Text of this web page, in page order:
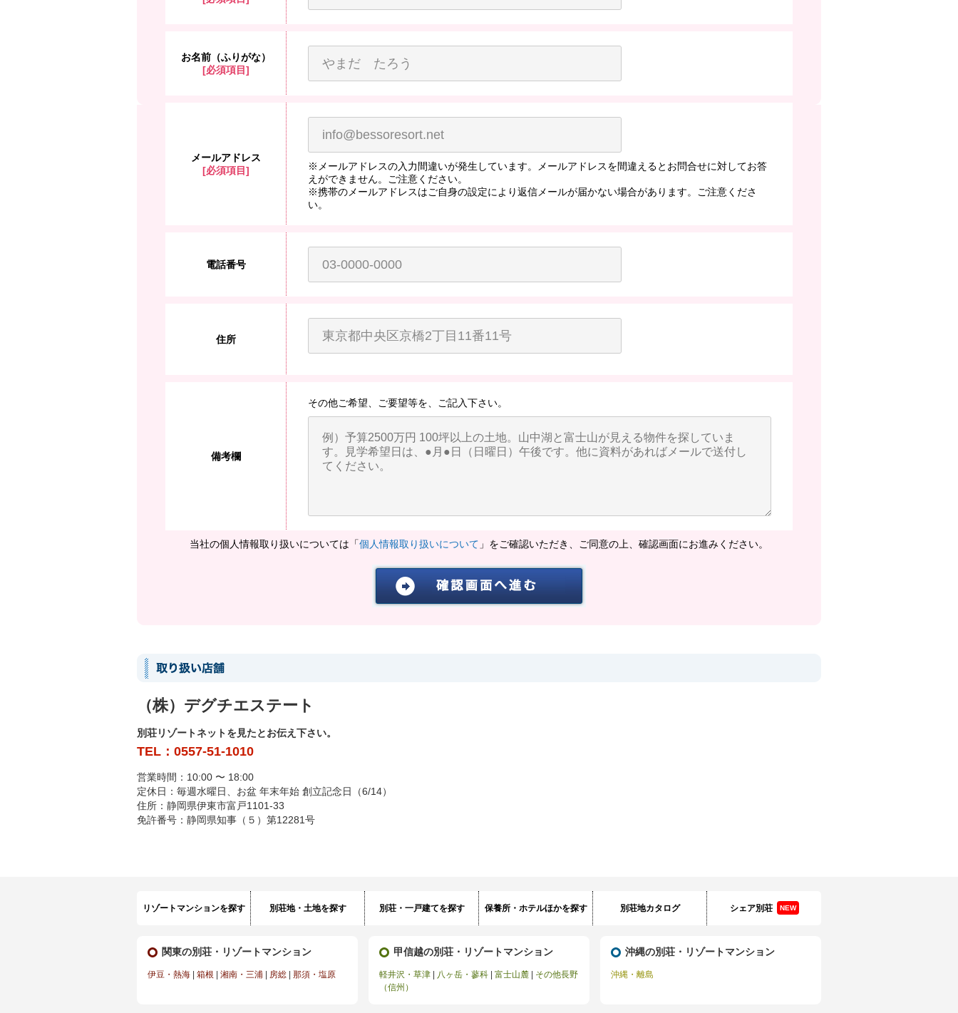
お名前（ふりがな）
[必須項目]
メールアドレス
[必須項目]
※メールアドレスの入力間違いが発生しています。メールアドレスを間違えるとお問合せに対してお答
えができません。ご注意ください。
※携帯のメールアドレスはご自身の設定により返信メールが届かない場合があります。ご注意くださ
い。
電話番号
住所
備考欄
その他ご希望、ご要望等を、ご記入下さい。
当社の個人情報取り扱いについては「個人情報取り扱いについて 」をご確認いただき、ご同意の上、確認画面にお進みください。
（株）デグチエステート
別荘リゾートネットを見たとお伝え下さい。
TEL：0557-51-1010
営業時間：10:00 〜 18:00
定休日：毎週水曜日、お盆 年末年始 創立記念日（6/14）
住所：静岡県伊東市富戸1101-33
免許番号：静岡県知事（５）第12281号
リゾートマンションを探す 別荘地・土地を探す 別荘・一戸建てを探す 保養所・ホテルほかを探す 別荘地カタログ シェア別荘 NEW
関東の別荘・リゾートマンション
伊豆・熱海 箱根 湘南・三浦 房総 那須・塩原
甲信越の別荘・リゾートマンション
軽井沢・草津 八ヶ岳・蓼科 富士山麓
その他長野
（信州）
沖縄の別荘・リゾートマンション
沖縄・離島